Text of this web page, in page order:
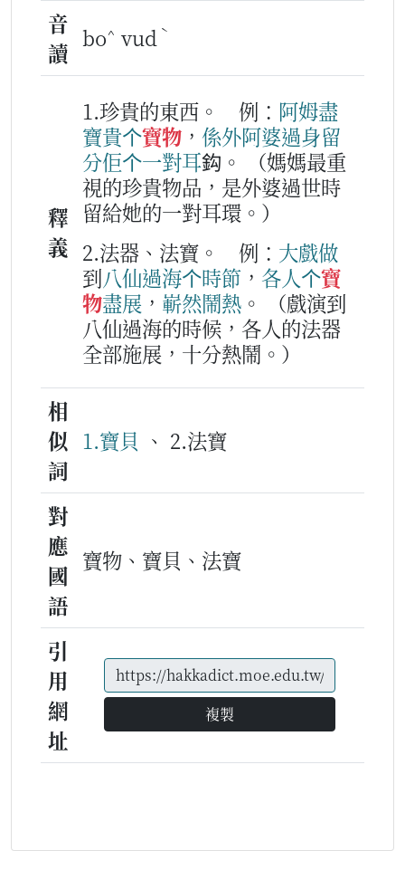
音
讀
bo^ vud ˋ
釋
義
1.珍貴的東西。 例： 阿姆盡
寶貴个寶物 ， 係外阿婆過身留
分佢个一對耳鈎。
（媽媽最重
視的珍貴物品，是外婆過世時
留給她的一對耳環。）
2.法器、法寶。
例： 大戲做
到八仙過海个時節 ， 各人个寶
物盡展 ， 嶄然鬧熱 。
（戲演到
八仙過海的時候，各人的法器
全部施展，十分熱鬧。）
相
似
詞
1.寶貝 、 2.法寶
對
應
國
語
寶物、寶貝、法寶
引
用
網
址
複製